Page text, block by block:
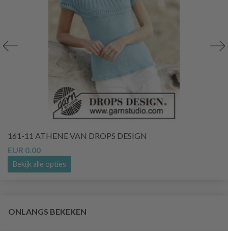
161-11 ATHENE VAN DROPS DESIGN
EUR 0.00
Bekijk alle opties
ONLANGS BEKEKEN